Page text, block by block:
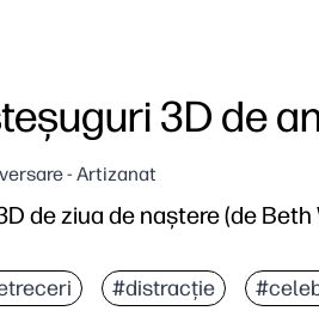
3D de
- Artizanat
de ziua de naștere (de Beth
#distracție